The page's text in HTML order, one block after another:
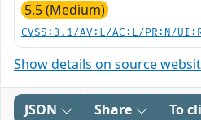
5.5 (Medium)
CVSS:3.1/AV:L/AC:L/PR:N/
Show details on source
JSON Share To